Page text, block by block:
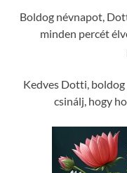
Boldog névnapot,
minden percét
Kedves Dotti,
csinálj, hogy